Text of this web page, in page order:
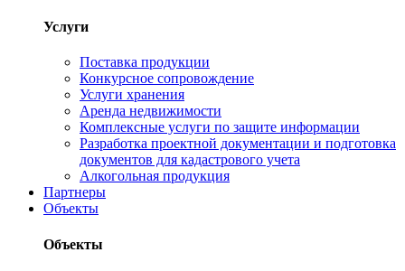
Услуги
Поставка продукции
Конкурсное сопровождение
Услуги хранения
Аренда недвижимости
Комплексные услуги по защите информации
Разработка проектной документации и подготовка
документов для кадастрового учета
Алкогольная продукция
Партнеры
Объекты
Объекты